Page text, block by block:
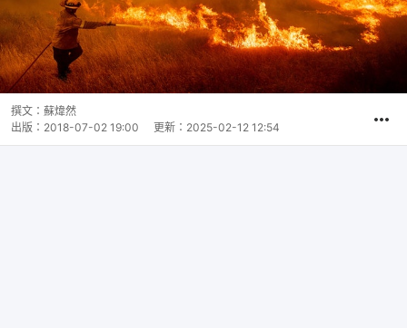
撰文： 蘇煒然
出版： 2018-07-02 19:00 更新： 2025-02-12 12:54